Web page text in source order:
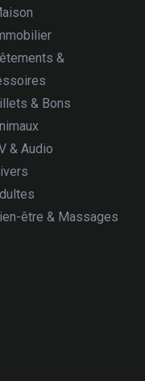
&
& Bons
& Audio
être & Massages